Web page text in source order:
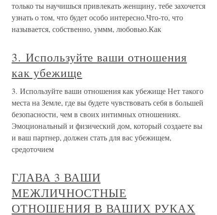
только ты научишься привлекать женщину, тебе захочется
узнать о том, что будет особо интересно.Что-то, что
называется, собственно, уммм, любовью.Как
3. Используйте ваши отношения
как убежище
3. Используйте ваши отношения как убежище Нет такого
места на Земле, где вы будете чувствовать себя в большей
безопасности, чем в своих интимных отношениях.
Эмоциональный и физический дом, который создаете вы
и ваш партнер, должен стать для вас убежищем,
средоточием
ГЛАВА 3 ВАШИ
МЕЖЛИЧНОСТНЫЕ
ОТНОШЕНИЯ В ВАШИХ РУКАХ